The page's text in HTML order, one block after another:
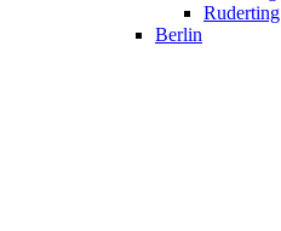
Ruderting
Berlin